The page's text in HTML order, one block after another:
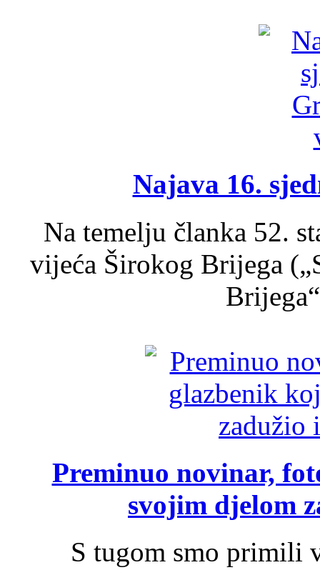
Najava 16.
Na temelju članka 52.
vijeća Širokog Brijega
Preminuo novinar,
svojim djelom
S tugom smo primili